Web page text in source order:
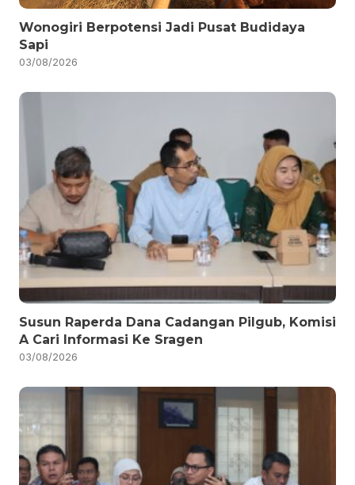
Wonogiri Berpotensi Jadi Pusat Budidaya
Sapi
03/08/2026
Susun Raperda Dana Cadangan Pilgub, Komisi
A Cari Informasi Ke Sragen
03/08/2026